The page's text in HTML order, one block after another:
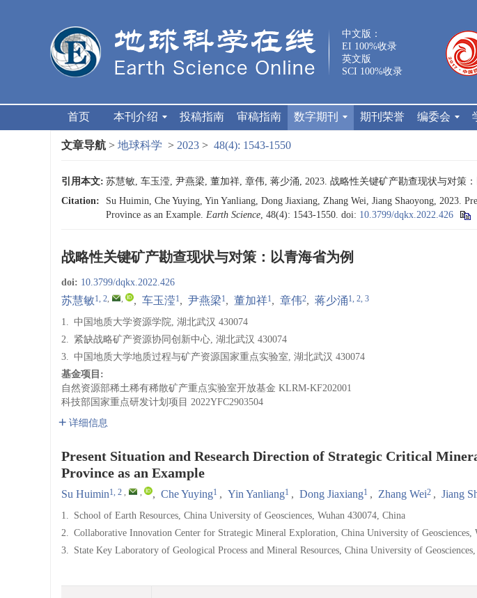
中文版：
EI 100%收录
英文版
SCI 100%收录
首页 本刊介绍 投稿指南 审稿指南 数字期刊 期刊荣誉 编委会
文章导航 > 地球科学 > 2023 > 48(4): 1543-1550
引用本文: 苏慧敏, 车玉滢, 尹燕梁, 董加祥, 章伟, 蒋少涌, 2023. 战略性关键矿产勘查现状与对策
Citation:
Su Huimin, Che Yuying, Yin Yanliang, Dong Jiaxiang, Zhang Wei, Jiang Shaoyong, 2023.
Province as an Example. Earth Science, 48(4): 1543-1550. doi: 10.3799/dqkx.2022.426
战略性关键矿产勘查现状与对策：以青海省为例
doi: 10.3799/dqkx.2022.426
苏慧敏1, 2, , , 车玉滢1, 尹燕梁1, 董加祥1, 章伟2, 蒋少涌1, 2, 3
1. 中国地质大学资源学院, 湖北武汉 430074
2. 紧缺战略矿产资源协同创新中心, 湖北武汉 430074
3. 中国地质大学地质过程与矿产资源国家重点实验室, 湖北武汉 430074
基金项目:
自然资源部稀土稀有稀散矿产重点实验室开放基金 KLRM-KF202001
科技部国家重点研发计划项目 2022YFC2903504
详细信息
Present Situation and Research Direction of Strategic Critical
Province as an Example
Su Huimin1, 2 , , , Che Yuying1 , Yin Yanliang1 , Dong Jiaxiang1 , Zhang Wei2 , Jiang
1. School of Earth Resources, China University of Geosciences, Wuhan 430074, China
2. Collaborative Innovation Center for Strategic Mineral Exploration, China University of Geosciences,
3. State Key Laboratory of Geological Process and Mineral Resources, China University of